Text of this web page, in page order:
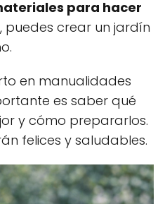
para hacer
puedes crear un jardín
en manualidades
es saber qué
y cómo prepararlos.
felices y saludables.